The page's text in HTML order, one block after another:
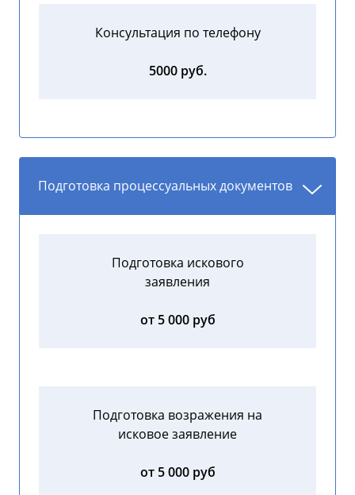
Консультация по телефону
5000 руб.
Подготовка процессуальных документов
Подготовка искового
заявления
от 5 000 руб
Подготовка возражения на
исковое заявление
от 5 000 руб